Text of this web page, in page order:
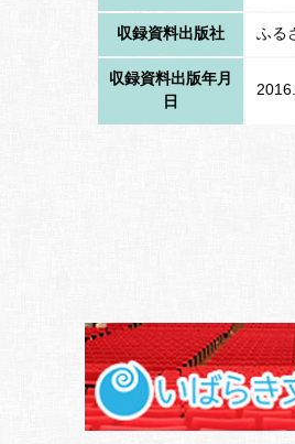
収録資料出版社 ふる
収録資料出版年月
日